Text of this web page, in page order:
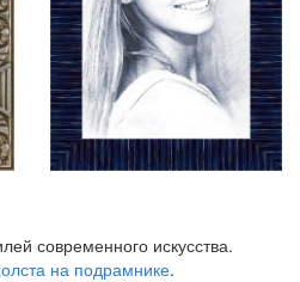
современного искусства.
на подрамнике.